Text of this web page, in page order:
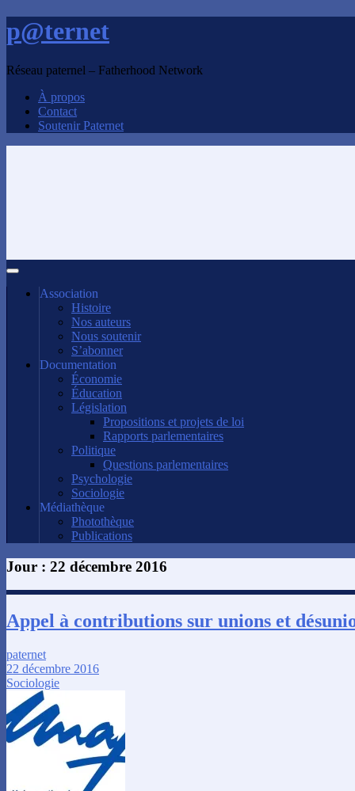
p@ternet
Réseau paternel – Fatherhood Network
À propos
Contact
Soutenir Paternet
Association
Histoire
Nos auteurs
Nous soutenir
S’abonner
Documentation
Économie
Éducation
Législation
Propositions et projets de loi
Rapports parlementaires
Politique
Questions parlementaires
Psychologie
Sociologie
Médiathèque
Photothèque
Publications
Jour : 22 décembre 2016
Appel à contributions sur unions et
paternet
22 décembre 2016
Sociologie